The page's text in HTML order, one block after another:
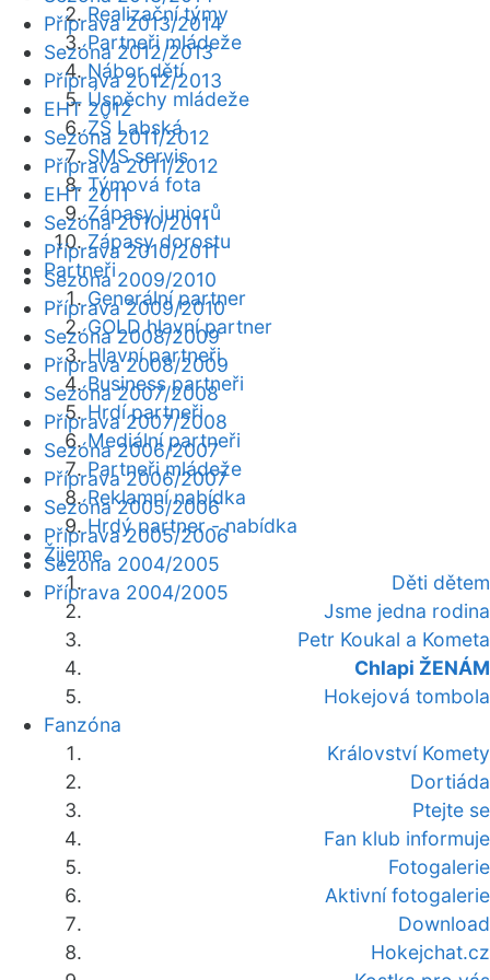
Realizační týmy
Partneři mládeže
Nábor dětí
Úspěchy mládeže
ZŠ Labská
SMS servis
Týmová fota
Zápasy juniorů
Zápasy dorostu
Partneři
Generální partner
GOLD hlavní partner
Hlavní partneři
Business partneři
Hrdí partneři
Mediální partneři
Partneři mládeže
Reklamní nabídka
Hrdý partner - nabídka
Žijeme
Děti dětem
Jsme jedna rodina
Petr Koukal a Kometa
Chlapi ŽENÁM
Hokejová tombola
Fanzóna
Království Komety
Dortiáda
Ptejte se
Fan klub informuje
Fotogalerie
Aktivní fotogalerie
Download
Hokejchat.cz
Příprava 2013/2014
Sezóna 2012/2013
Příprava 2012/2013
EHT 2012
Sezóna 2011/2012
Příprava 2011/2012
EHT 2011
Sezóna 2010/2011
Příprava 2010/2011
Sezóna 2009/2010
Příprava 2009/2010
Sezóna 2008/2009
Příprava 2008/2009
Sezóna 2007/2008
Příprava 2007/2008
Sezóna 2006/2007
Příprava 2006/2007
Sezóna 2005/2006
Příprava 2005/2006
Sezóna 2004/2005
Příprava 2004/2005